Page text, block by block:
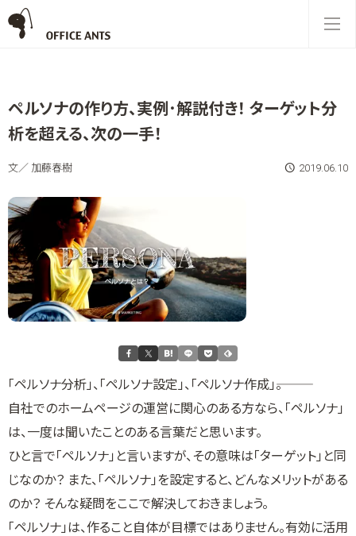
ペルソナの作り方、実例･解説付き！ ターゲット分
析を超える、次の一手！
文／ 加藤春樹 2019.06.10
「ペルソナ分析」、「ペルソナ設定」、「ペルソナ作成」―――。
自社でのホームページの運営に関心のある方なら、「ペルソナ」
は、一度は聞いたことのある言葉だと思います。
ひと言で「ペルソナ」と言いますが、その意味は「ターゲット」と同
じなのか？ また、「ペルソナ」を設定すると、どんなメリットがある
のか？ そんな疑問をここで解決しておきましょう。
「ペルソナ」は、作ること自体が目標ではありません。有効に活用